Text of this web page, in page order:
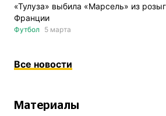
«Тулуза» выбила «Марсель» из
Франции
Футбол 5 марта
Все новости
Материалы